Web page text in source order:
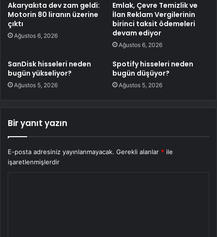
Akaryakıta dev zam geldi:
Motorin 80 liranın üzerine
çıktı
Ağustos 6, 2026
Emlak, Çevre Temizlik ve
İlan Reklam Vergilerinin
birinci taksit ödemeleri
devam ediyor
Ağustos 6, 2026
SanDisk hisseleri neden
bugün yükseliyor?
Ağustos 5, 2026
Spotify hisseleri neden
bugün düşüyor?
Ağustos 5, 2026
Bir yanıt yazın
E-posta adresiniz yayınlanmayacak. Gerekli alanlar * ile
işaretlenmişlerdir